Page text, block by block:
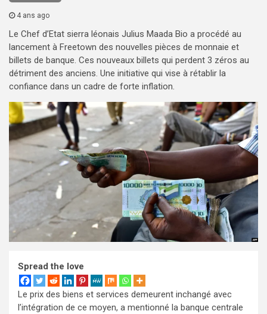
4 ans ago
Le Chef d’Etat sierra léonais Julius Maada Bio a procédé au
lancement à Freetown des nouvelles pièces de monnaie et
billets de banque. Ces nouveaux billets qui perdent 3 zéros au
détriment des anciens. Une initiative qui vise à rétablir la
confiance dans un cadre de forte inflation.
Spread the love
Le prix des biens et services demeurent inchangé avec
l’intégration de ce moyen, a mentionné la banque centrale